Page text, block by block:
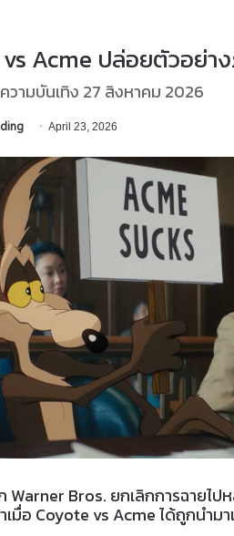
Acme ปล่อยตัวอย่
วามบันเทิง 27 สิงหาคม 2026
April 23, 2026
Warner Bros. ยกเลิกการฉายไ
มื่อ Coyote vs Acme ได้ถูกนำมา